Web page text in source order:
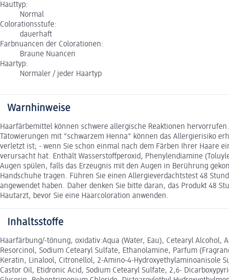
Hauttyp:
Normal
Colorationsstufe:
dauerhaft
Farbnuancen der Colorationen:
Braune Nuancen
Haartyp:
Normaler / jeder Haartyp
Warnhinweise
Haarfärbemittel können schwere allergische Reaktionen
Tätowierungen mit "schwarzem Henna" können das Allergierisiko
verletzt ist; - wenn Sie schon einmal nach dem Färben Ihrer Haare
verursacht hat. Enthält Wasserstoffperoxid, Phenylendiamine
Augen spülen, falls das Erzeugnis mit den Augen in Berührung
Handschuhe tragen. Führen Sie einen Allergieverdachtstest 48
angewendet haben. Daher denken Sie bitte daran, das Produkt 48
Hautarzt, bevor Sie eine Haarcoloration anwenden.
Inhaltsstoffe
Haarfärbung/-tönung, oxidativ:Aqua (Water, Eau), Cetearyl Alcohol,
Resorcinol, Sodium Cetearyl Sulfate, Ethanolamine, Parfum
Keratin, Linalool, Citronellol, 2-Amino-4-Hydroxyethylaminoanisole
Castor Oil, Etidronic Acid, Sodium Cetearyl Sulfate, 2,6-